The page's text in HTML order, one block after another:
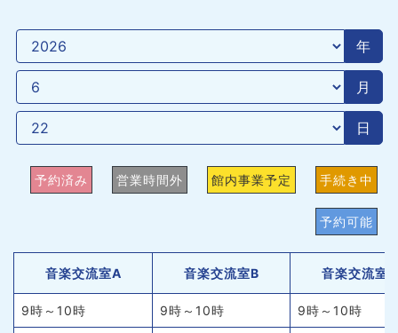
年
月
日
予約済み 営業時間外 館内事業予定 手続き中
予約可能
音楽交流室A 音楽交流室B 音楽交流室C
9時～10時 9時～10時 9時～10時